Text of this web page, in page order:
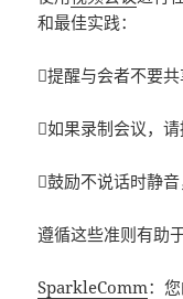
和最佳实践：
提醒与会者不要共
如果录制会议，请
鼓励不说话时静音
遵循这些准则有助
SparkleComm：